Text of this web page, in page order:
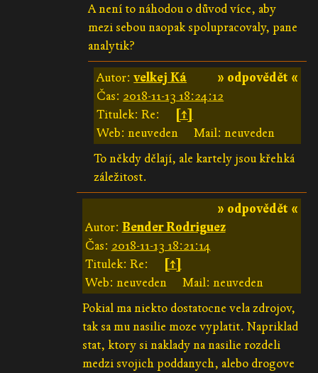
A není to náhodou o důvod více, aby
mezi sebou naopak spolupracovaly, pane
analytik?
» odpovědět «
Autor:velkej Ká
Čas: 2018-11-13 18:24:12
Titulek: Re:
[↑]
Web: neuveden
Mail: neuveden
To někdy dělají, ale kartely jsou křehká
záležitost.
» odpovědět «
Autor: Bender Rodriguez
Čas: 2018-11-13 18:21:14
Titulek: Re:
[↑]
Web: neuveden
Mail: neuveden
Pokial ma niekto dostatocne vela zdrojov,
tak sa mu nasilie moze vyplatit. Napriklad
stat, ktory si naklady na nasilie rozdeli
medzi svojich poddanych, alebo drogove